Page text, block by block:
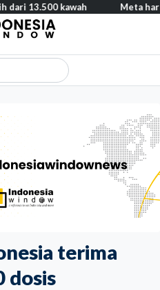
terima
dosis
kawah Meta harus bayar